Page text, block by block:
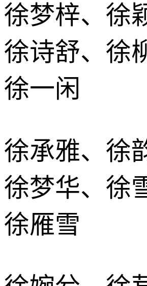
徐梦梓、徐
徐诗舒、徐
徐一闲
徐承雅、徐
徐梦华、徐
徐雁雪